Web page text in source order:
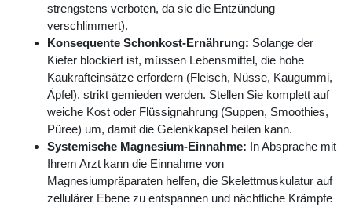
strengstens verboten, da sie die Entzündung
verschlimmert).
Konsequente Schonkost-Ernährung: Solange der
Kiefer blockiert ist, müssen Lebensmittel, die hohe
Kaukrafteinsätze erfordern (Fleisch, Nüsse, Kaugummi,
Äpfel), strikt gemieden werden. Stellen Sie komplett auf
weiche Kost oder Flüssignahrung (Suppen, Smoothies,
Püree) um, damit die Gelenkkapsel heilen kann.
Systemische Magnesium-Einnahme: In Absprache mit
Ihrem Arzt kann die Einnahme von
Magnesiumpräparaten helfen, die Skelettmuskulatur auf
zellulärer Ebene zu entspannen und nächtliche Krämpfe